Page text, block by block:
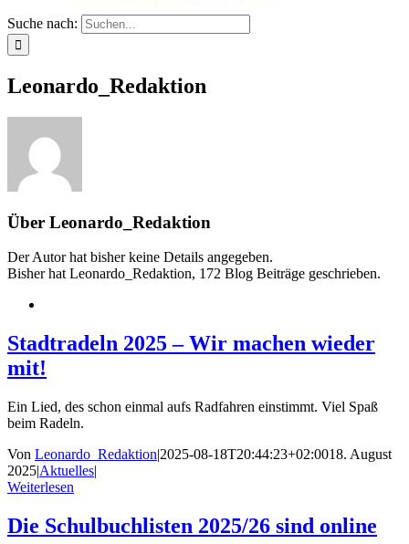
Suche nach:
Leonardo_Redaktion
Über Leonardo_Redaktion
Der Autor hat bisher keine Details angegeben.
Bisher hat Leonardo_Redaktion, 172 Blog Beiträge geschrieben.
Stadtradeln 2025 – Wir machen wieder
mit!
Ein Lied, des schon einmal aufs Radfahren einstimmt. Viel Spaß
beim Radeln.
Von Leonardo_Redaktion|2025-08-18T20:44:23+02:0018. August
2025|Aktuelles|
Weiterlesen
Die Schulbuchlisten 2025/26 sind online